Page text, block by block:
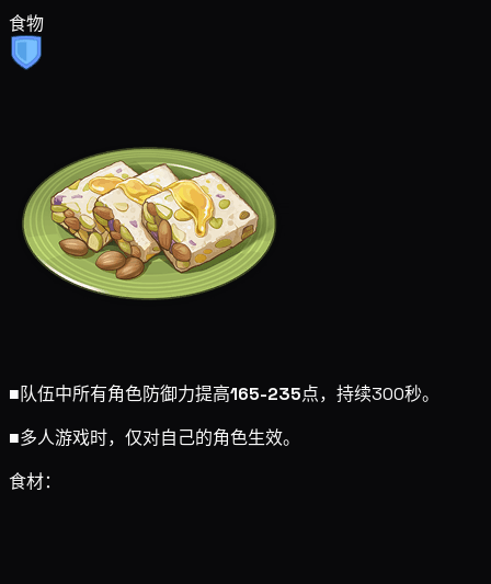
食物
■队伍中所有角色防御力提高165-235点，持续300秒。
■多人游戏时，仅对自己的角色生效。
食材：